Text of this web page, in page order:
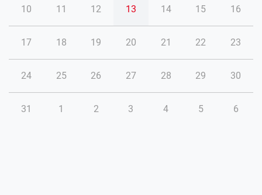
10 11 12 13 14 15 16
17 18 19 20 21 22 23
24 25 26 27 28 29 30
31 1 2 3 4 5 6